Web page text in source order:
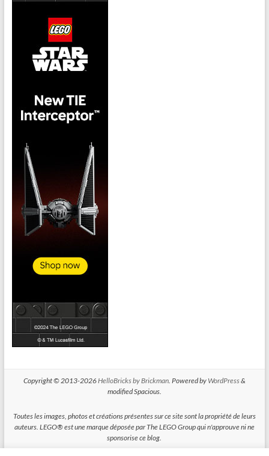
Copyright © 2013-2026HelloBricks by Brickman. Powered by WordPress&
modified Spacious.
Toutes les images, photos et créations présentes sur ce site sont la propriété de leurs
auteurs. LEGO® est une marque déposée par The LEGO Group qui n'approuve ni ne
sponsorise ce blog.